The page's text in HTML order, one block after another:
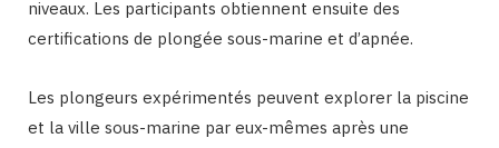
niveaux. Les participants obtiennent ensuite des
certifications de plongée sous-marine et d’apnée.
Les plongeurs expérimentés peuvent explorer la piscine
et la ville sous-marine par eux-mêmes après une